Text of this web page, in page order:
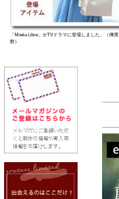
「Mietia Libre」がTVドラマに登場しました。（傳濱
野）